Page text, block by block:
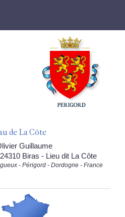
de La Côte
Guillaume
Biras - Lieu dit La Côte
- Périgord - Dordogne - France